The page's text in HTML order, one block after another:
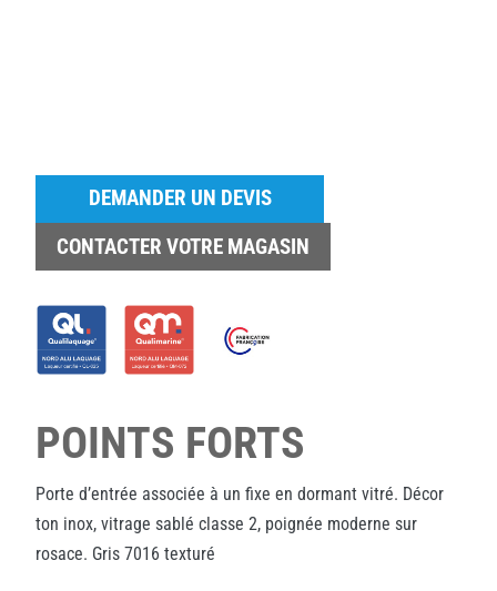
DEMANDER UN DEVIS
CONTACTER VOTRE MAGASIN
POINTS FORTS
Porte d’entrée associée à un fixe en dormant vitré. Décor
ton inox, vitrage sablé classe 2, poignée moderne sur
rosace. Gris 7016 texturé